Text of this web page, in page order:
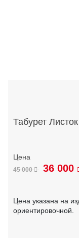
Табурет Листок
45 000 36 000
Цена указана на
ориентировочной.